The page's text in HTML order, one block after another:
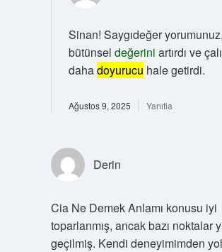
Sinan! Saygıdeğer yorumunuz,
bütünsel değerini artırdı ve
dahadoyurucu hale getirdi.
Ağustos 9, 2025 Yanıtla
Derin
Cia Ne Demek Anlamı konusu iyi
toparlanmış, ancak bazı noktalar
geçilmiş. Kendi deneyimimden